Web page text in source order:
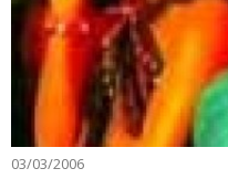
03/03/2006